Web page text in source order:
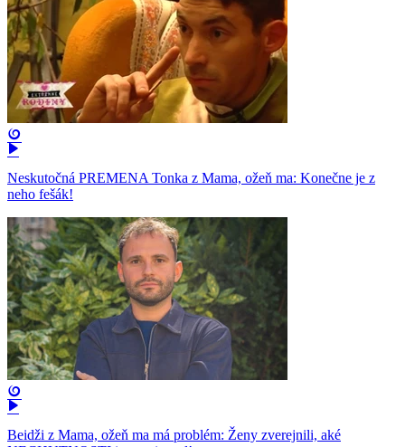
Neskutočná PREMENA Tonka z Mama, ožeň ma: Konečne je z
neho fešák!
Beidži z Mama, ožeň ma má problém: Ženy zverejnili, aké